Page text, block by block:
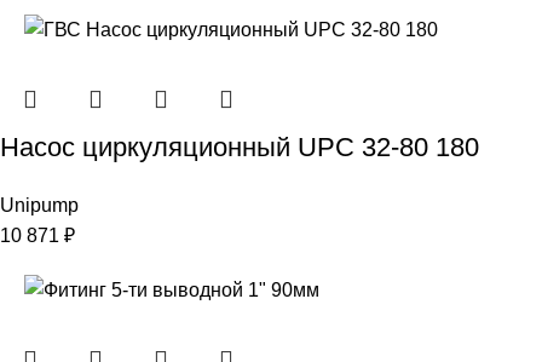
Насос циркуляционный UPC 32-80 180
Unipump
10 871 ₽